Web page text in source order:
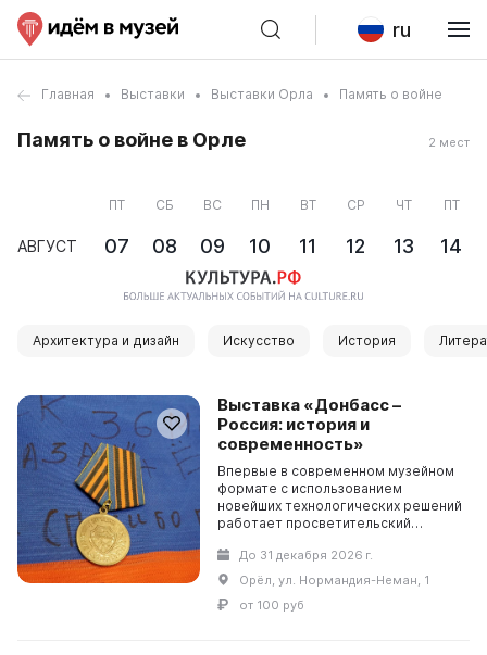
ru
Главная Выставки Выставки Орла Память о войне
Память о войне в Орле 2 мест
АВГУСТ
ПТ
07
СБ
08
ВС
09
ПН
10
ВТ
11
СР
12
ЧТ
13
ПТ
14
Архитектура и дизайн Искусство История
Выставка «Донбасс –
Россия: история и
современность»
Впервые в современном музейном
формате с использованием
новейших технологических решений
работает просветительский
узнают о неразрывной
исторической связи Донбасса с
Рос...
До 31 декабря 2026 г.
Орёл, ул. Нормандия-Неман, 1
от 100 руб